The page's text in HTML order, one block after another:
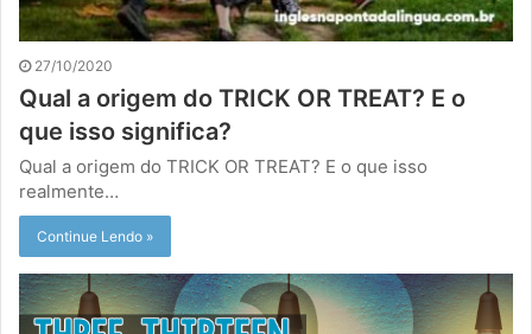
27/10/2020
Qual a origem do TRICK OR TREAT? E o
que isso significa?
Qual a origem do TRICK OR TREAT? E o que isso
realmente…
Continue Lendo »